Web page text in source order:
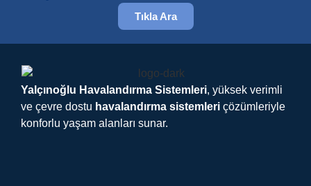
Tıkla Ara
Yalçınoğlu Havalandırma Sistemleri, yüksek verimli
ve çevre dostu havalandırma sistemleri çözümleriyle
konforlu yaşam alanları sunar.